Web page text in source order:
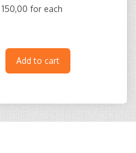
150,00 for each
Add to cart